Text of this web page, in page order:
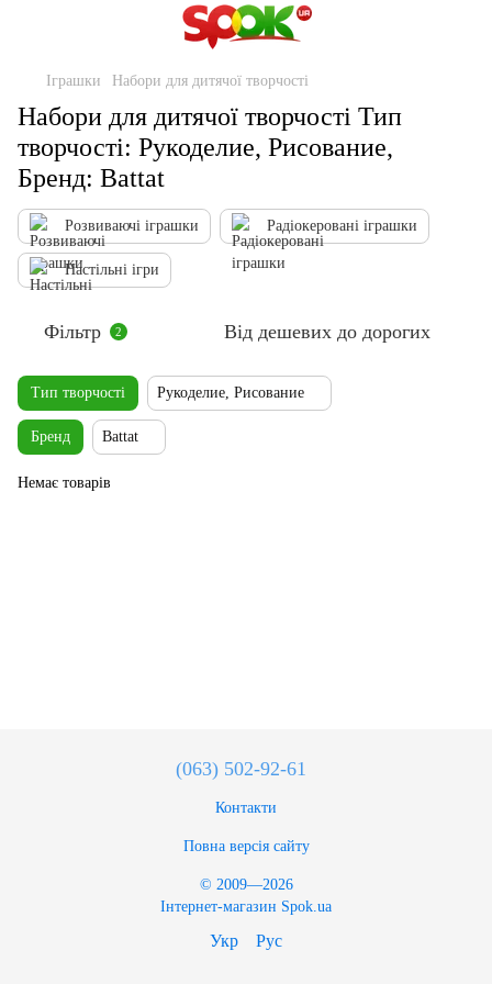
Іграшки Набори для дитячої творчості
Набори для дитячої творчості Тип
творчості: Рукоделие, Рисование,
Бренд: Battat
Розвиваючі іграшки Радіокеровані іграшки
Настільні ігри
Фільтр 2 Від дешевих до дорогих
Тип творчості Рукоделие, Рисование
Бренд Battat
Немає товарів
(063) 502-92-61
Контакти
Повна версія сайту
© 2009—2026
Інтернет-магазин Spok.ua
Укр Рус